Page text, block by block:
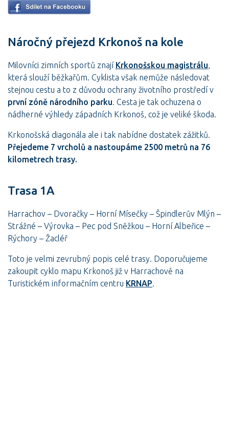
Náročný přejezd Krkonoš na kole
Milovníci zimních sportů znají Krkonošskou magistrálu,
která slouží běžkařům. Cyklista však nemůže následovat
stejnou cestu a to z důvodu ochrany životního prostředí v
první zóně národního parku. Cesta je tak ochuzena o
nádherné výhledy západních Krkonoš, což je veliké škoda.
Krkonošská diagonála ale i tak nabídne dostatek zážitků.
Přejedeme 7 vrcholů a nastoupáme 2500 metrů na 76
kilometrech trasy.
Trasa 1A
Harrachov – Dvoračky – Horní Mísečky – Špindlerův Mlýn –
Strážné – Výrovka – Pec pod Sněžkou – Horní Albeřice –
Rýchory – Žacléř
Toto je velmi zevrubný popis celé trasy. Doporučujeme
zakoupit cyklo mapu Krkonoš již v Harrachově na
Turistickém informačním centru KRNAP